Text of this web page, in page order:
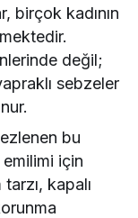
birçok kadının
değil;
sebzeler
bu
için
kapalı